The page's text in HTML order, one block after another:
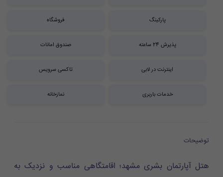
پارکینگ فروشگاه
پذیرش 24 ساعته صندوق امانات
اینترنت در لابی تاکسی سرویس
خدمات باربری نمازخانه
توضیحات
هتل آپارتمان بشری مشهد؛ اقامتگاهی مناسب و نزدیک به